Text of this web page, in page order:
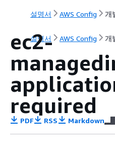
설명서 AWS Config 개
설명서 AWS Config 개
ec2-
required
PDF RSS Markdown